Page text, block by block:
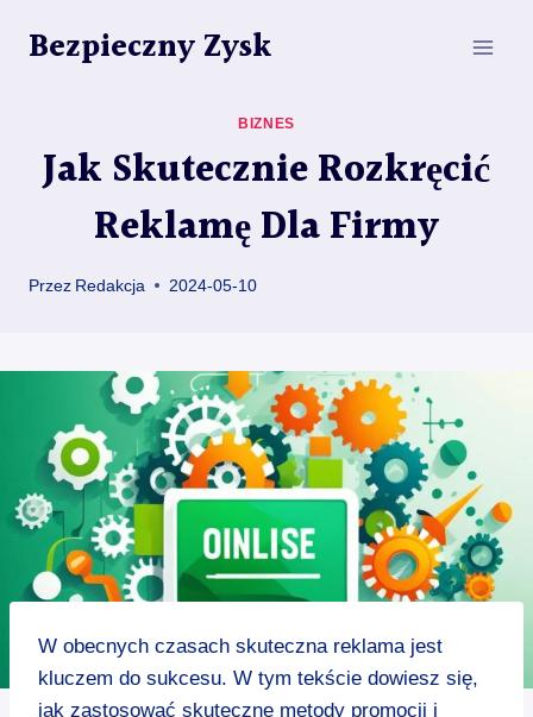
Bezpieczny Zysk
BIZNES
Jak Skutecznie Rozkręcić
Reklamę Dla Firmy
Przez Redakcja 2024-05-10
W obecnych czasach skuteczna reklama jest
kluczem do sukcesu. W tym tekście dowiesz się,
jak zastosować skuteczne metody promocji i